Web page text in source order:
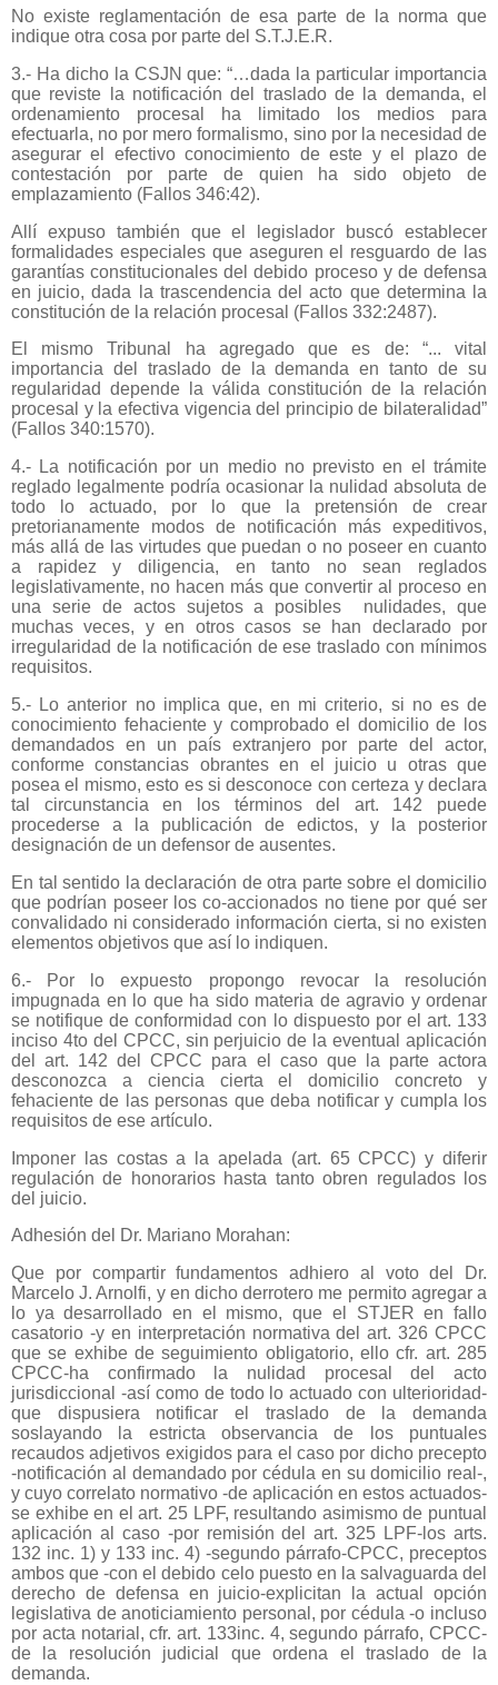
No existe reglamentación de esa parte de la norma que
indique otra cosa por parte del S.T.J.E.R.
3.- Ha dicho la CSJN que: “…dada la particular importancia
que reviste la notificación del traslado de la demanda, el
ordenamiento procesal ha limitado los medios para
efectuarla, no por mero formalismo, sino por la necesidad de
asegurar el efectivo conocimiento de este y el plazo de
contestación por parte de quien ha sido objeto de
emplazamiento (Fallos 346:42).
Allí expuso también que el legislador buscó establecer
formalidades especiales que aseguren el resguardo de las
garantías constitucionales del debido proceso y de defensa
en juicio, dada la trascendencia del acto que determina la
constitución de la relación procesal (Fallos 332:2487).
El mismo Tribunal ha agregado que es de: “... vital
importancia del traslado de la demanda en tanto de su
regularidad depende la válida constitución de la relación
procesal y la efectiva vigencia del principio de bilateralidad”
(Fallos 340:1570).
4.- La notificación por un medio no previsto en el trámite
reglado legalmente podría ocasionar la nulidad absoluta de
todo lo actuado, por lo que la pretensión de crear
pretorianamente modos de notificación más expeditivos,
más allá de las virtudes que puedan o no poseer en cuanto
a rapidez y diligencia, en tanto no sean reglados
legislativamente, no hacen más que convertir al proceso en
una serie de actos sujetos a posibles
nulidades, que
muchas veces, y en otros casos se han declarado por
irregularidad de la notificación de ese traslado con mínimos
requisitos.
5.- Lo anterior no implica que, en mi criterio, si no es de
conocimiento fehaciente y comprobado el domicilio de los
demandados en un país extranjero por parte del actor,
conforme constancias obrantes en el juicio u otras que
posea el mismo, esto es si desconoce con certeza y declara
tal circunstancia en los términos del art. 142 puede
procederse a la publicación de edictos, y la posterior
designación de un defensor de ausentes.
En tal sentido la declaración de otra parte sobre el domicilio
que podrían poseer los co-accionados no tiene por qué ser
convalidado ni considerado información cierta, si no existen
elementos objetivos que así lo indiquen.
6.- Por lo expuesto propongo revocar la resolución
impugnada en lo que ha sido materia de agravio y ordenar
se notifique de conformidad con lo dispuesto por el art. 133
inciso 4to del CPCC, sin perjuicio de la eventual aplicación
del art. 142 del CPCC para el caso que la parte actora
desconozca a ciencia cierta el domicilio concreto y
fehaciente de las personas que deba notificar y cumpla los
requisitos de ese artículo.
Imponer las costas a la apelada (art. 65 CPCC) y diferir
regulación de honorarios hasta tanto obren regulados los
del juicio.
Adhesión del Dr. Mariano Morahan:
Que por compartir fundamentos adhiero al voto del Dr.
Marcelo J. Arnolfi, y en dicho derrotero me permito agregar a
lo ya desarrollado en el mismo, que el STJER en fallo
casatorio -y en interpretación normativa del art. 326 CPCC
que se exhibe de seguimiento obligatorio, ello cfr. art. 285
CPCC-ha confirmado la nulidad procesal del acto
jurisdiccional -así como de todo lo actuado con ulterioridad-
que dispusiera notificar el traslado de la demanda
soslayando la estricta observancia de los puntuales
recaudos adjetivos exigidos para el caso por dicho precepto
-notificación al demandado por cédula en su domicilio real-,
y cuyo correlato normativo -de aplicación en estos actuados-
se exhibe en el art. 25 LPF, resultando asimismo de puntual
aplicación al caso -por remisión del art. 325 LPF-los arts.
132 inc. 1) y 133 inc. 4) -segundo párrafo-CPCC, preceptos
ambos que -con el debido celo puesto en la salvaguarda del
derecho de defensa en juicio-explicitan la actual opción
legislativa de anoticiamiento personal, por cédula -o incluso
por acta notarial, cfr. art. 133inc. 4, segundo párrafo, CPCC-
de la resolución judicial que ordena el traslado de la
demanda.